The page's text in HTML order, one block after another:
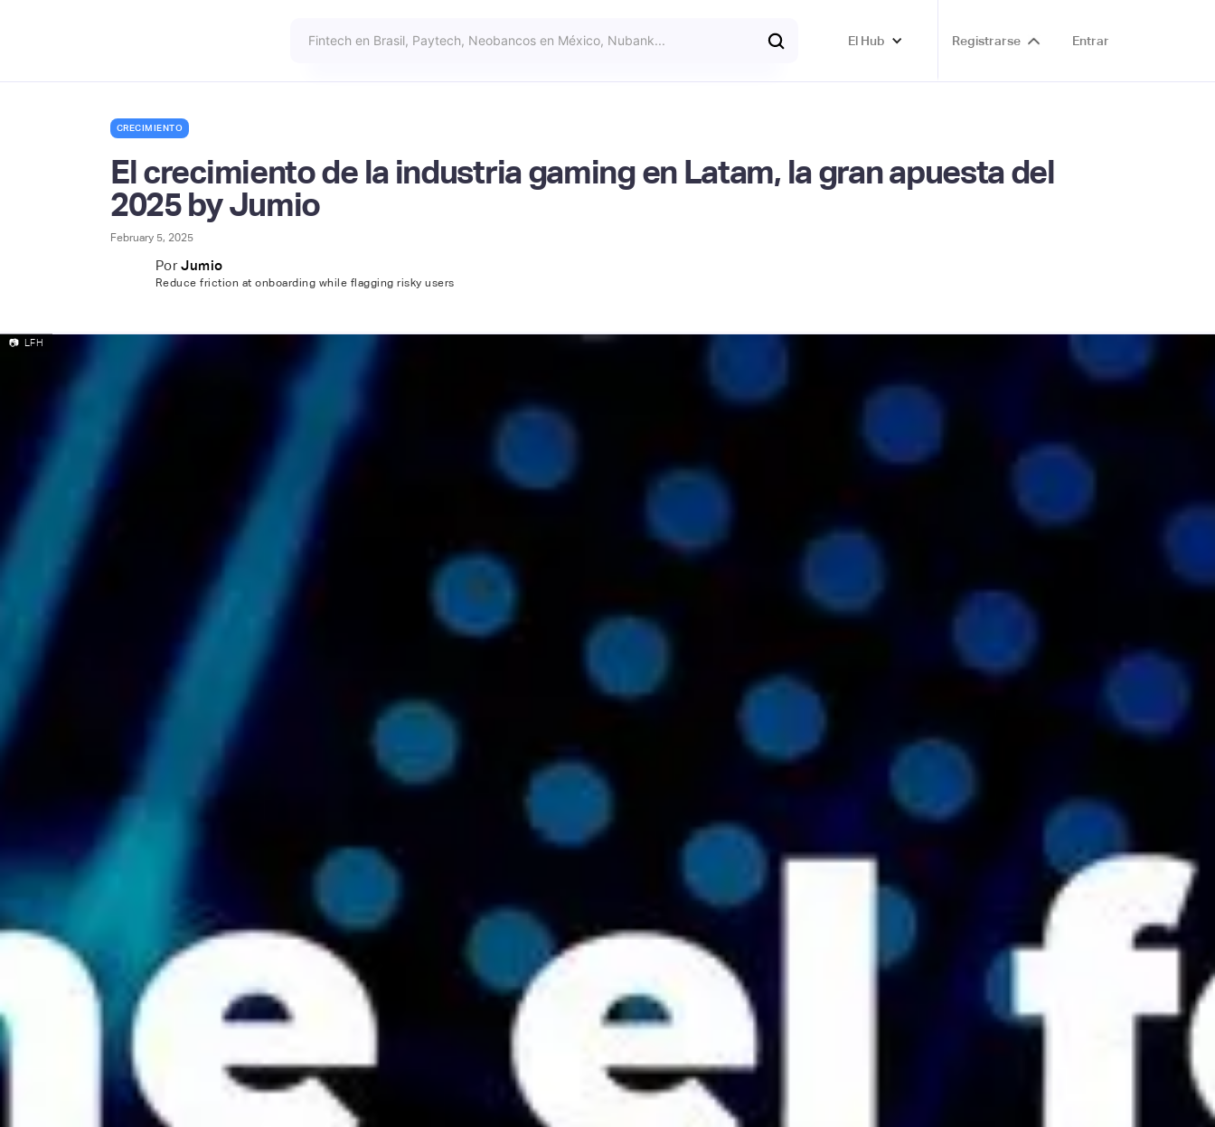
El Hub Registrarse Entrar
CRECIMIENTO
El crecimiento de la industria gaming en Latam, la gran apuesta del
2025 by Jumio
February 5, 2025
Por Jumio
Reduce friction at onboarding while flagging risky users
📷 LFH